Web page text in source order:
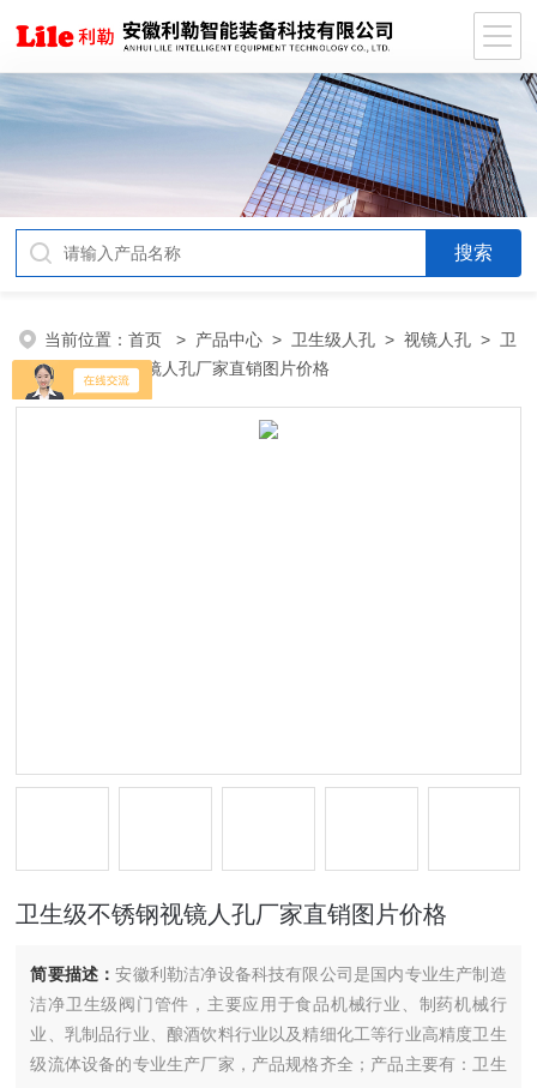
当前位置：首页 > 产品中心 > 卫生级人孔 >视镜人孔 > 卫
生级不锈钢视镜人孔厂家直销图片价格
卫生级不锈钢视镜人孔厂家直销图片价格
简要描述：安徽利勒洁净设备科技有限公司是国内专业生产制造
洁净卫生级阀门管件，主要应用于食品机械行业、制药机械行
业、乳制品行业、酿酒饮料行业以及精细化工等行业高精度卫生
级流体设备的专业生产厂家，产品规格齐全；产品主要有：卫生